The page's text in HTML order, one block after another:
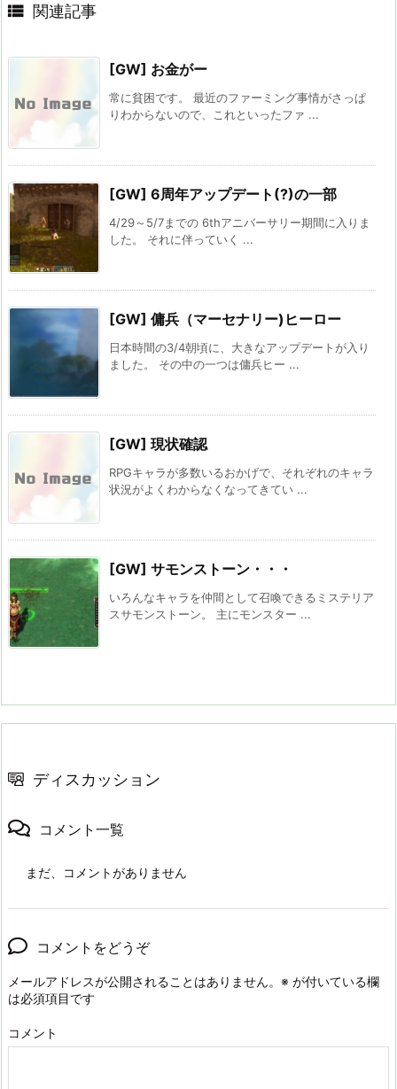
 関連記事
[GW] お金がー
常に貧困です。 最近のファーミング事情がさっぱ
りわからないので、これといったファ ...
[GW] 6周年アップデート(?)の一部
4/29～5/7までの 6thアニバーサリー期間に入りま
した。 それに伴っていく ...
[GW] 傭兵（マーセナリー)ヒーロー
日本時間の3/4朝頃に、大きなアップデートが入り
ました。 その中の一つは傭兵ヒー ...
[GW] 現状確認
RPGキャラが多数いるおかげで、それぞれのキャラ
状況がよくわからなくなってきてい ...
[GW] サモンストーン・・・
いろんなキャラを仲間として召喚できるミステリア
スサモンストーン。 主にモンスター ...
ディスカッション
コメント一覧
まだ、コメントがありません
コメントをどうぞ
メールアドレスが公開されることはありません。 ※ が付いている欄
は必須項目です
コメント